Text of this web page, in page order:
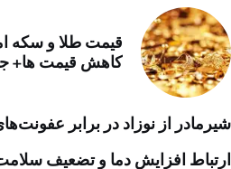
کاهش قیمت ها+
شیرمادر از نوزاد در برابر
ارتباط افزایش دما و تضعیف